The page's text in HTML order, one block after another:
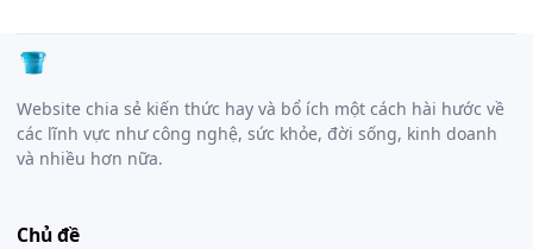
Website chia sẻ kiến thức hay và bổ ích một cách hài hước về
các lĩnh vực như công nghệ, sức khỏe, đời sống, kinh doanh
và nhiều hơn nữa.
Chủ đề